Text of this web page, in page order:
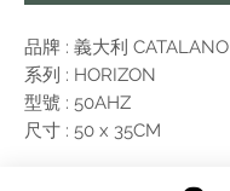
品牌 : 義大利 CATALANO
系列 : HORIZON
型號 : 50AHZ
尺寸 : 50 x 35CM